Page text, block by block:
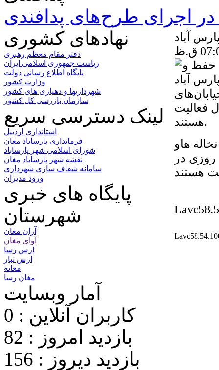
اجرای طرح‌های پدافندی
آباد
فعالیت
هستند.
هاو
در
نهادهای کشوری
دفتر مقام معظم رهبری
ریاست جمهوری اسلامی ایران
پایگاه اطلاع رسانی دولت
وزارت کشور
شهرداریها و دهیاری های کشور
سازمان بازرسی کل کشور
لینک دسترسی سریع
استانداری اردبیل
فرمانداری پارساباد مغان
شورای اسلامی شهر پارساباد
نقشه شهر پارساباد مغان
سامانه شفاف سازی شهرداری
ورود مدیران
پایگاه های خبری
شهرستان
آران مغان
آوای مغان
ارس رسا
ارس تبار
مغانه
مغان رسا
آمار وبسایت
کاربران آنلاین : 0
بازدید امروز : 82
بازدید دیروز : 156